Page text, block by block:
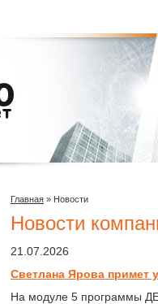
Главная » Новости
Новости
21.07.2026
Светлана Ярова
На модуле 5 программы